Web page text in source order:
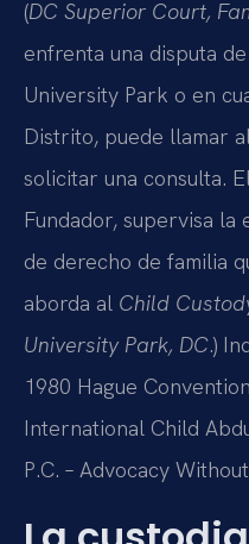
(DC Superior Court,
enfrenta una disputa
University Park o en
Distrito, puede llamar
solicitar una consulta.
Fundador, supervisa la
de derecho de familia
aborda al Child
University Park, DC.)
1980 Hague
International Child
P.C. – Advocacy